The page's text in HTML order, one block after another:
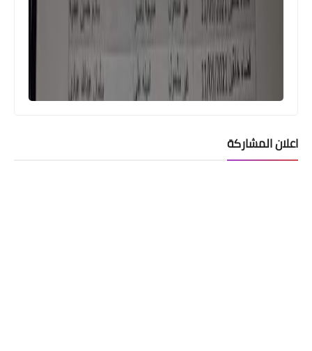
اخبار العامة
وزير التجارة يعلن استكمال الاستعدادات
الخاصة بالسلة العذائية وهذا موعد
توزيعها
اعلان المشاركة